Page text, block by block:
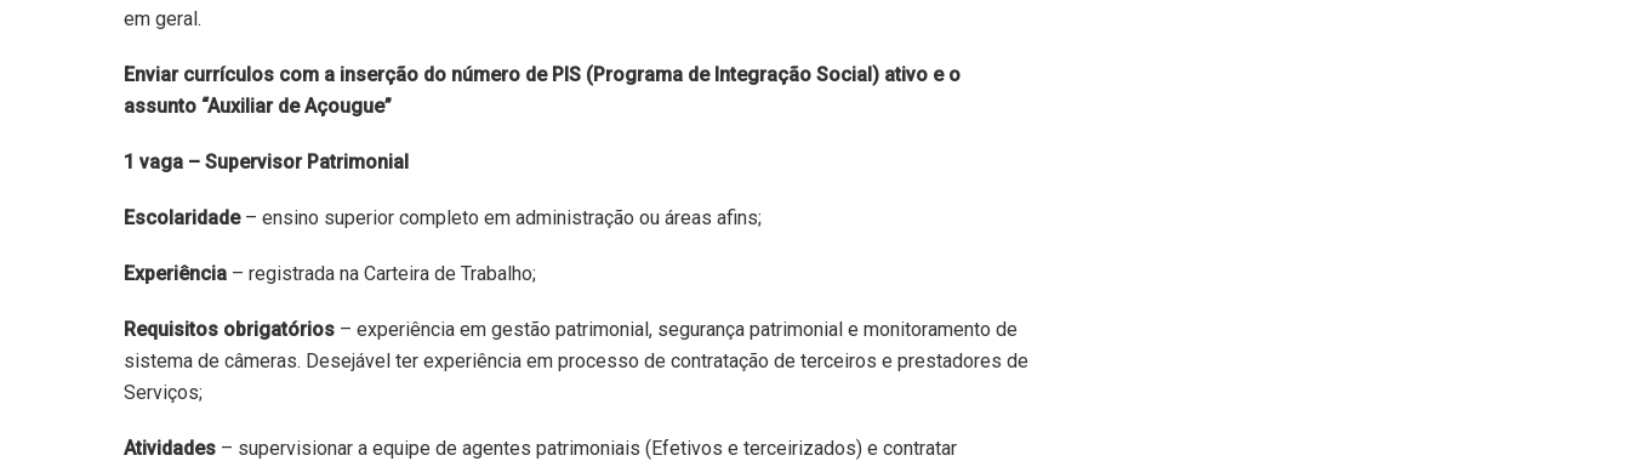
em geral.
Enviar currículos com a inserção do número de PIS (Programa de Integração Social) ativo e o
assunto “Auxiliar de Açougue”
1 vaga – Supervisor Patrimonial
Escolaridade– ensino superior completo em administração ou áreas afins;
Experiência – registrada na Carteira de Trabalho;
Requisitos obrigatórios – experiência em gestão patrimonial, segurança patrimonial e monitoramento de
sistema de câmeras. Desejável ter experiência em processo de contratação de terceiros e prestadores de
Serviços;
Atividades – supervisionar a equipe de agentes patrimoniais (Efetivos e terceirizados) e contratar